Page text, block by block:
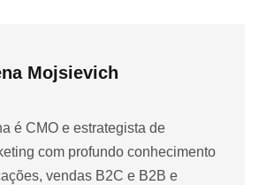
Mojsievich
é CMO e estrategista de
com profundo conhecimento
vendas B2C e B2B e